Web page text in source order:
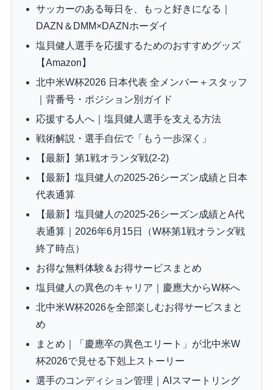
サッカーのある毎日を、もっと好きになる｜
DAZN＆DMM×DAZNホーダイ
塩貝健人選手を応援するためのおすすめグッズ
【Amazon】
北中米W杯2026 日本代表 全メンバー＋スタッフ
｜背番号・ポジション別ガイド
応援する人へ｜塩貝健人選手を支える方法
戦術解説・選手自伝で「もう一歩深く」
【最新】第1戦オランダ戦(2-2)
【最新】塩貝健人の2025-26シーズン成績と日本
代表通算
【最新】塩貝健人の2025-26シーズン成績とA代
表通算｜2026年6月15日（W杯第1戦オランダ戦
終了時点）
お得な無料体験＆お得サービスまとめ
塩貝健人の異色のキャリア｜慶應大からW杯へ
北中米W杯2026を全部楽しむお得サービスまと
め
まとめ｜「慶應卒の異色エリート」が北中米W
杯2026で見せる下剋上ストーリー
選手のコンディション管理｜AIスマートリング